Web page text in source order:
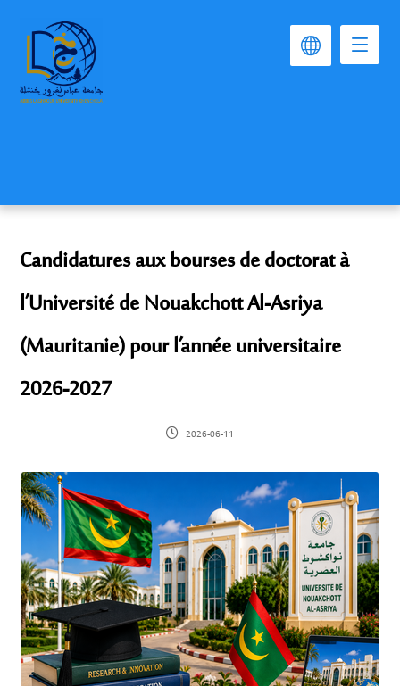
Candidatures aux bourses de doctorat à
l’Université de Nouakchott Al-Asriya
(Mauritanie) pour l’année universitaire
2026-2027
2026-06-11